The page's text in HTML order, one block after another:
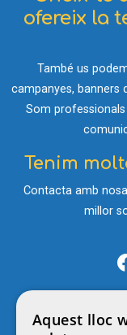
ofereix la
També us
campanyes, banners
Som
Tenim
Contacta amb
millor
Aquest lloc